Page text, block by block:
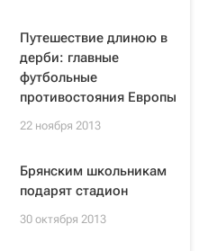
Путешествие длиною в
дерби: главные
футбольные
противостояния Европы
22 ноября 2013
Брянским школьникам
подарят стадион
30 октября 2013